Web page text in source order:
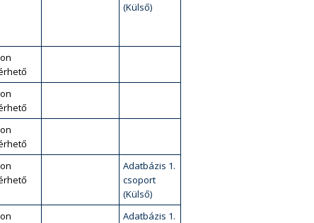
(Külső)
Adatbázis 1.
csoport
(Külső)
Adatbázis 1.